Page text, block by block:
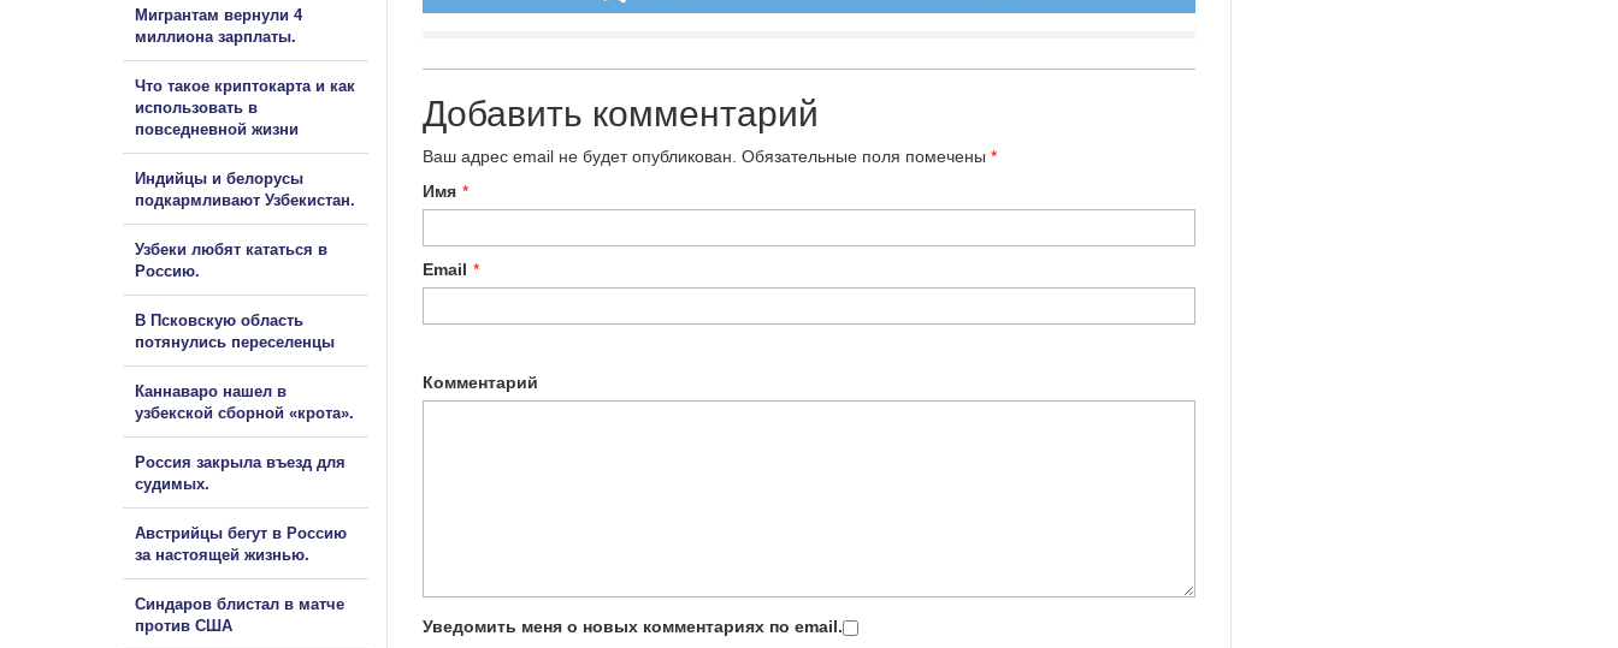
Добавить комментарий
Ваш адрес email не будет опубликован. Обязательные поля помечены *
Имя *
Email *
Комментарий
Уведомить меня о новых комментариях по email.
Мигрантам вернули 4
миллиона зарплаты.
Что такое криптокарта и как
использовать в
повседневной жизни
Индийцы и белорусы
подкармливают Узбекистан.
Узбеки любят кататься в
Россию.
В Псковскую область
потянулись переселенцы
Каннаваро нашел в
узбекской сборной «крота».
Россия закрыла въезд для
судимых.
Австрийцы бегут в Россию
за настоящей жизнью.
Синдаров блистал в матче
против США